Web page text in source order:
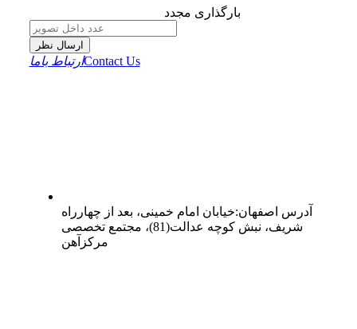
بارگذاری مجدد
ارسال نظر
ارتباط باماContact Us
آدرس اصفهان:خیابان امام خمینی، بعد از چهارراه
شریف، نبش کوچه عدالت(81)، مجتمع تخصصی
مرکزآهن